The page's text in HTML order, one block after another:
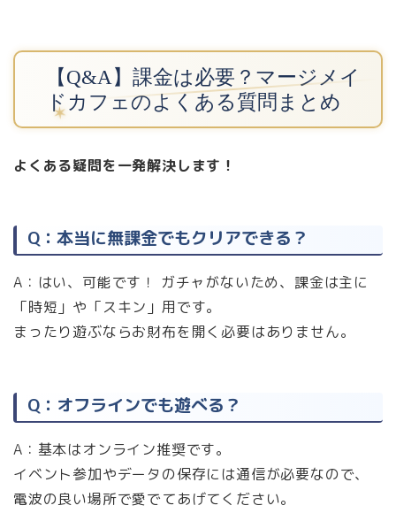
【Q&A】課金は必要？マージメイ
ドカフェのよくある質問まとめ
よくある疑問を一発解決します！
Q：本当に無課金でもクリアできる？
A：はい、可能です！ ガチャがないため、課金は主に
「時短」や「スキン」用です。
まったり遊ぶならお財布を開く必要はありません。
Q：オフラインでも遊べる？
A：基本はオンライン推奨です。
イベント参加やデータの保存には通信が必要なので、
電波の良い場所で愛でてあげてください。